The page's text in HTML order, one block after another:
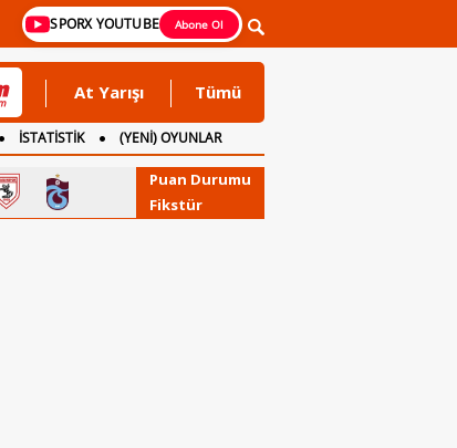
SPORX YOUTUBE Abone Ol
At Yarışı Tümü
İSTATİSTİK
(YENİ) OYUNLAR
Puan Durumu
Fikstür